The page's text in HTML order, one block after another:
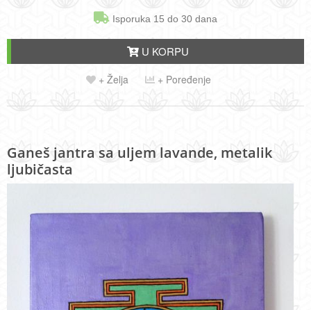
Isporuka 15 do 30 dana
U KORPU
+ Želja + Poređenje
Ganeš jantra sa uljem lavande, metalik
ljubičasta